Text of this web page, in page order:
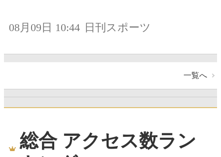
08月09日 10:44 日刊スポーツ
一覧へ
総合 アクセス数ラン